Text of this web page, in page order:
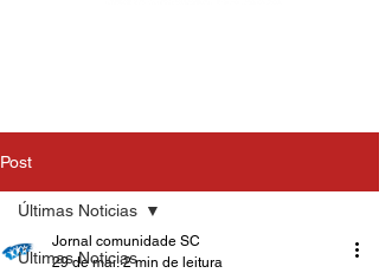
Post
Últimas Noticias
Últimas Noticias
Jornal comunidade SC
29 de mai. 2 min de leitura